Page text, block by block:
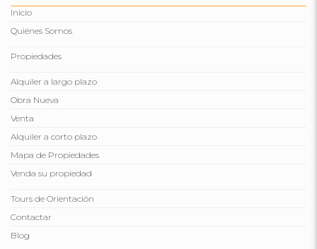
Inicio
Quiénes Somos
Propiedades
Alquiler a largo plazo
Obra Nueva
Venta
Alquiler a corto plazo
Mapa de Propiedades
Venda su propiedad
Tours de Orientación
Contactar
Blog